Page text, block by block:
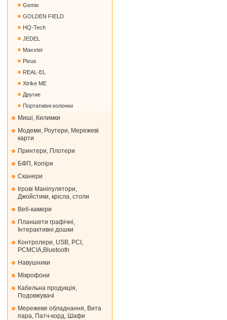
Gemix
GOLDEN FIELD
HQ-Tech
JEDEL
Maxxter
Pixus
REAL-EL
Xtrike ME
Другие
Портативні колонки
Миші, Килимки
Модеми, Роутери, Мережеві
карти
Принтери, Плотери
БФП, Копіри
Сканери
Ігрові Маніпулятори,
Джойстики, крісла, столи
Веб-камери
Планшети графічні,
Інтерактивні дошки
Контролери, USB, PCI,
PCMCIA,Bluetooth
Навушники
Мікрофони
Кабельна продукція,
Подовжувачі
Мережеве обладнання, Вита
пара, Патч-корд, Шафи